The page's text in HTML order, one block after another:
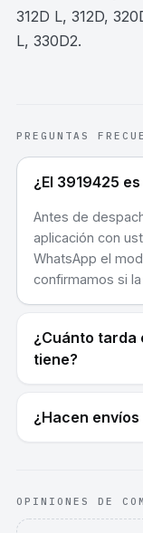
312D L, 312D,
L, 330D2.
PREGUNTAS
¿El 3919425
Antes de
aplicación con
WhatsApp el
confirmamos si
¿Cuánto tarda
tiene?
¿Hacen
OPINIONES DE